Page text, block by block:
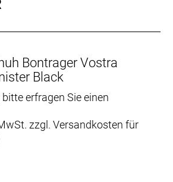
Bontrager Vostra
Black
erfragen Sie einen
zzgl. Versandkosten für